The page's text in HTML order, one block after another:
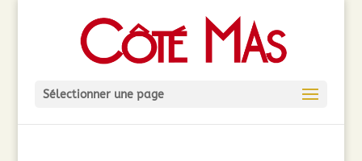
Sélectionner une page